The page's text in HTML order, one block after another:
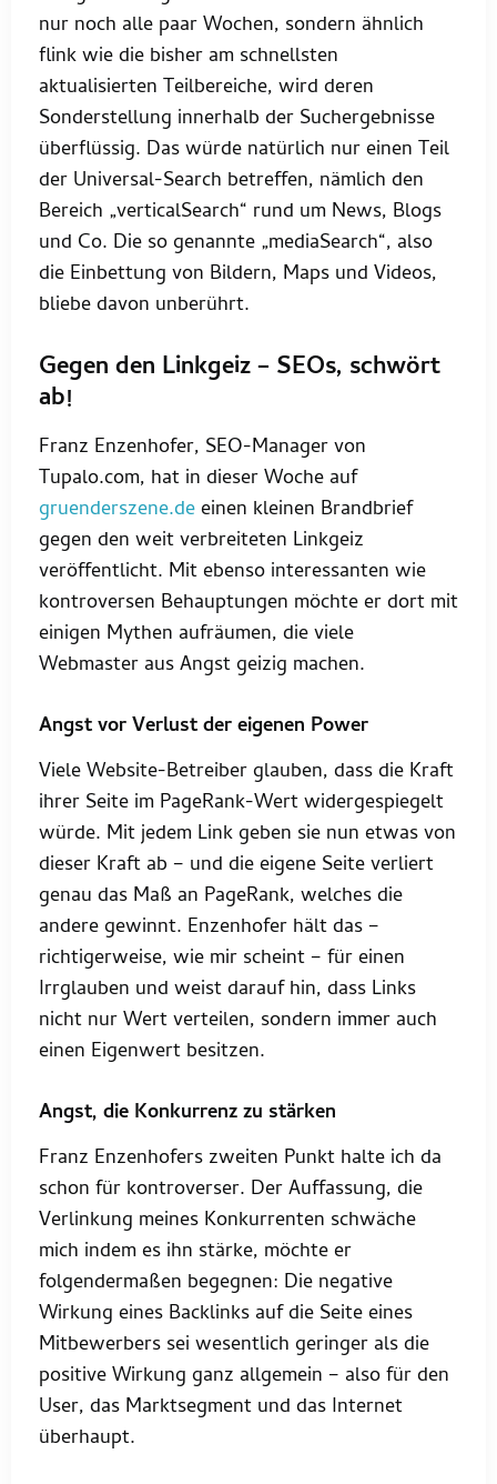
nur noch alle paar Wochen, sondern ähnlich
flink wie die bisher am schnellsten
aktualisierten Teilbereiche, wird deren
Sonderstellung innerhalb der Suchergebnisse
überflüssig. Das würde natürlich nur einen Teil
der Universal-Search betreffen, nämlich den
Bereich „verticalSearch“ rund um News, Blogs
und Co. Die so genannte „mediaSearch“, also
die Einbettung von Bildern, Maps und Videos,
bliebe davon unberührt.
Gegen den Linkgeiz – SEOs, schwört
ab!
Franz Enzenhofer, SEO-Manager von
Tupalo.com, hat in dieser Woche auf
gruenderszene.deeinen kleinen Brandbrief
gegen den weit verbreiteten Linkgeiz
veröffentlicht. Mit ebenso interessanten wie
kontroversen Behauptungen möchte er dort mit
einigen Mythen aufräumen, die viele
Webmaster aus Angst geizig machen.
Angst vor Verlust der eigenen Power
Viele Website-Betreiber glauben, dass die Kraft
ihrer Seite im PageRank-Wert widergespiegelt
würde. Mit jedem Link geben sie nun etwas von
dieser Kraft ab – und die eigene Seite verliert
genau das Maß an PageRank, welches die
andere gewinnt. Enzenhofer hält das –
richtigerweise, wie mir scheint – für einen
Irrglauben und weist darauf hin, dass Links
nicht nur Wert verteilen, sondern immer auch
einen Eigenwert besitzen.
Angst, die Konkurrenz zu stärken
Franz Enzenhofers zweiten Punkt halte ich da
schon für kontroverser. Der Auffassung, die
Verlinkung meines Konkurrenten schwäche
mich indem es ihn stärke, möchte er
folgendermaßen begegnen: Die negative
Wirkung eines Backlinks auf die Seite eines
Mitbewerbers sei wesentlich geringer als die
positive Wirkung ganz allgemein – also für den
User, das Marktsegment und das Internet
überhaupt.